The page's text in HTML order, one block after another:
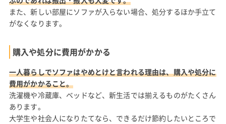
また、新しい部屋にソファが入らない場合、処分するほか手立て
がなくなります。
購入や処分に費用がかかる
一人暮らしでソファはやめとけと言われる理由は、購入や処分に
費用がかかること。
洗濯機や冷蔵庫、ベッドなど、新生活では揃えるものがたくさん
あります。
大学生や社会人になりたてなら、できるだけ節約したいところで